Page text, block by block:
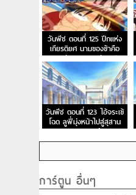
วันพีช ตอนที่ 125 ปีกแห่ง
เกียรติยศ นามของข้าคือ
ทหารรักษาอาณาจักรเปรู
วันพีช ตอนที่ 123 ไอ้จระเข้
โฉด ลูฟี่มุ่งหน้าไปสู่สุสาน
ของราชวงศ์สิ
การ์ตูน อื่นๆ